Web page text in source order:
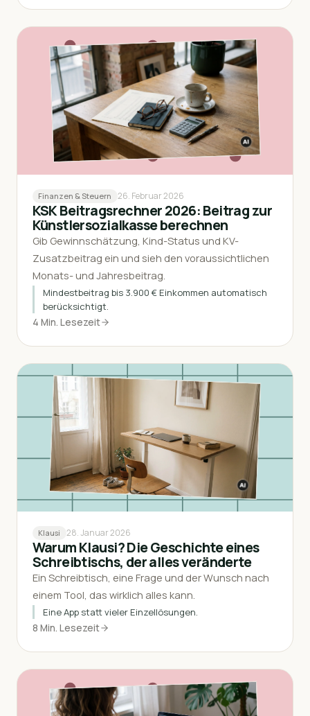
Finanzen & Steuern 26. Februar 2026
KSK Beitragsrechner 2026: Beitrag zur
Künstlersozialkasse berechnen
Gib Gewinnschätzung, Kind-Status und KV-
Zusatzbeitrag ein und sieh den voraussichtlichen
Monats- und Jahresbeitrag.
Mindestbeitrag bis 3.900 € Einkommen automatisch
berücksichtigt.
4 Min. Lesezeit
Klausi 28. Januar 2026
Warum Klausi? Die Geschichte eines
Schreibtischs, der alles veränderte
Ein Schreibtisch, eine Frage und der Wunsch nach
einem Tool, das wirklich alles kann.
Eine App statt vieler Einzellösungen.
8 Min. Lesezeit